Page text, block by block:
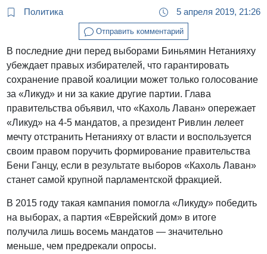
Политика 5 апреля 2019, 21:26
Отправить комментарий
В последние дни перед выборами Биньямин Нетанияху
убеждает правых избирателей, что гарантировать
сохранение правой коалиции может только голосование
за «Ликуд» и ни за какие другие партии. Глава
правительства объявил, что «Кахоль Лаван» опережает
«Ликуд» на 4-5 мандатов, а президент Ривлин лелеет
мечту отстранить Нетанияху от власти и воспользуется
своим правом поручить формирование правительства
Бени Ганцу, если в результате выборов «Кахоль Лаван»
станет самой крупной парламентской фракцией.
В 2015 году такая кампания помогла «Ликуду» победить
на выборах, а партия «Еврейский дом» в итоге
получила лишь восемь мандатов — значительно
меньше, чем предрекали опросы.